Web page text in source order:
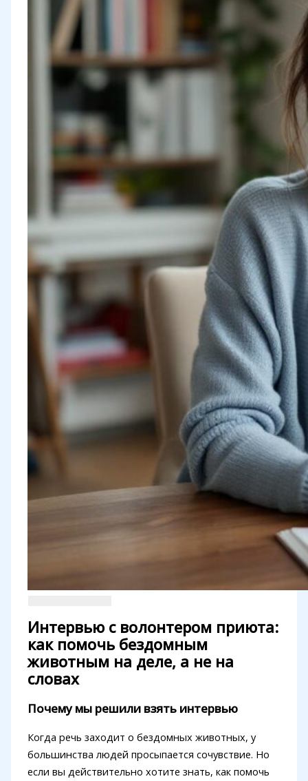
Интервью с волонтером приюта:
как помочь бездомным
животным на деле, а не на
словах
Почему мы решили взять интервью
Когда речь заходит о бездомных животных, у
большинства людей просыпается сочувствие. Но
если вы действительно хотите знать, как помочь